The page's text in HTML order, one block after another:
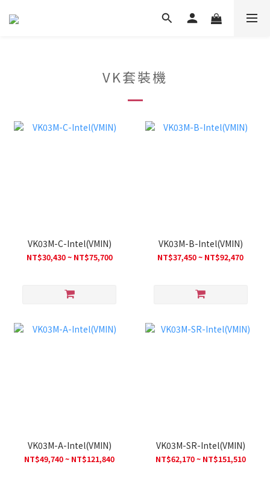
VK套裝機
VK03M-C-Intel(VMIN)
NT$30,430 ~ NT$75,700
VK03M-B-Intel(VMIN)
NT$37,450 ~ NT$92,470
VK03M-A-Intel(VMIN)
NT$49,740 ~ NT$121,840
VK03M-SR-Intel(VMIN)
NT$62,170 ~ NT$151,510